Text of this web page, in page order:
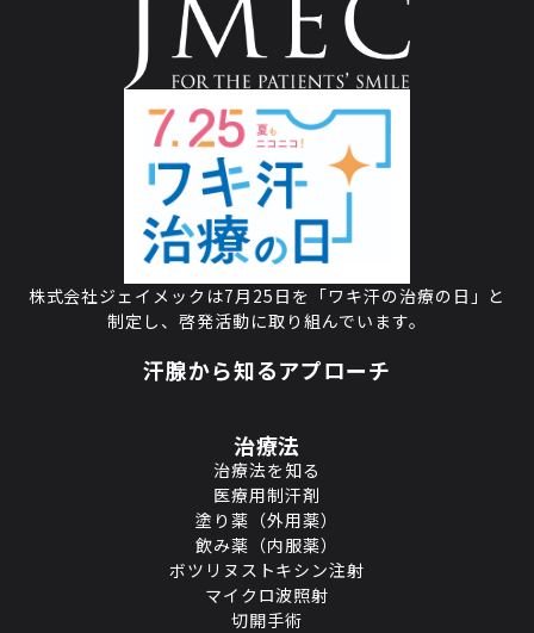
株式会社ジェイメックは7月25日を 「ワキ汗の治療の日」と
制定し、啓発活動に取り組んでいます。
汗腺から知るアプローチ
治療法
治療法を知る
医療用制汗剤
塗り薬（外用薬）
飲み薬（内服薬）
ボツリヌストキシン注射
マイクロ波照射
切開手術